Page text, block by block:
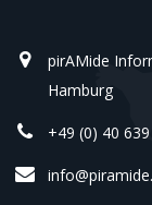
pirAMide
Hamburg
+49 (0) 40